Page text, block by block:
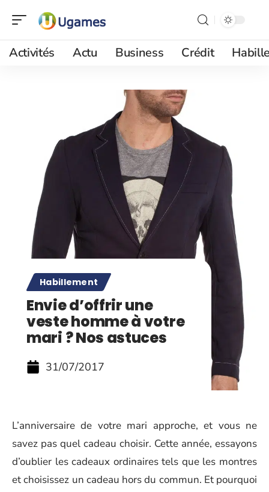
Activités Actu Business Crédit
Habillement
Envie d’offrir une
veste homme à votre
mari ? Nos astuces
31/07/2017
L’anniversaire de votre mari approche, et vous ne
savez pas quel cadeau choisir. Cette année, essayons
d’oublier les cadeaux ordinaires tels que les montres
et choisissez un cadeau hors du commun. Et pourquoi